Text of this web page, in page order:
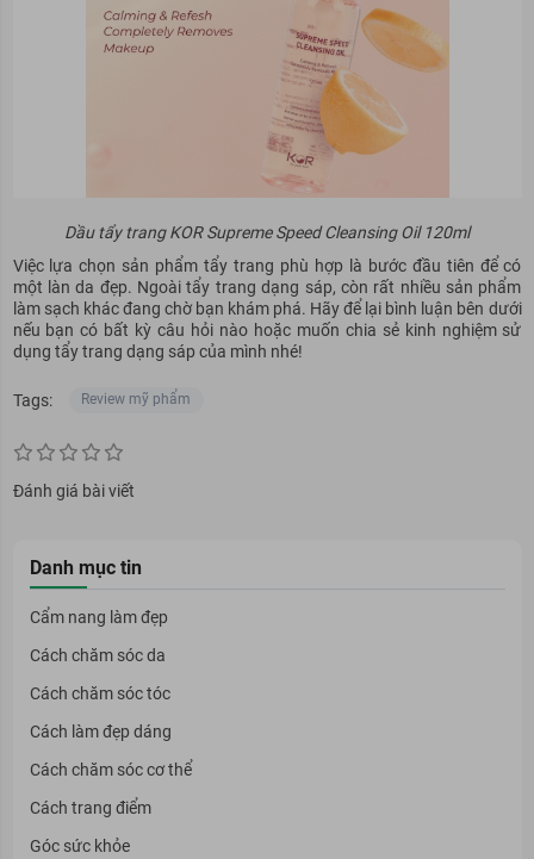
Dầu tẩy trang KOR Supreme Speed Cleansing Oil 120ml
Việc lựa chọn sản phẩm tẩy trang phù hợp là bước đầu tiên để có
một làn da đẹp. Ngoài tẩy trang dạng sáp, còn rất nhiều sản phẩm
làm sạch khác đang chờ bạn khám phá. Hãy để lại bình luận bên dưới
nếu bạn có bất kỳ câu hỏi nào hoặc muốn chia sẻ kinh nghiệm sử
dụng tẩy trang dạng sáp của mình nhé!
Tags: Review mỹ phẩm
Đánh giá bài viết
Danh mục tin
Cẩm nang làm đẹp
Cách chăm sóc da
Cách chăm sóc tóc
Cách làm đẹp dáng
Cách chăm sóc cơ thể
Cách trang điểm
Góc sức khỏe